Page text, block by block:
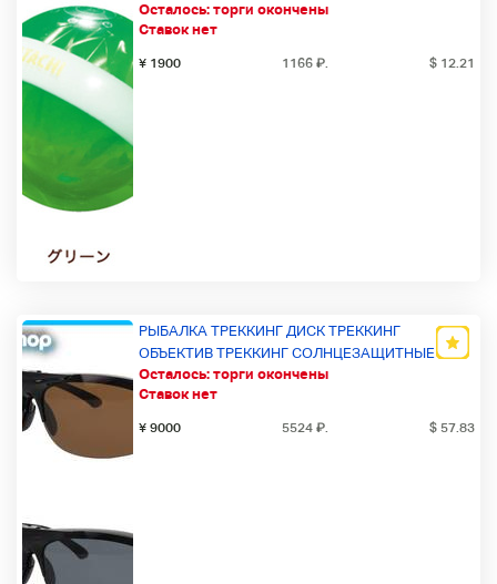
Осталось: торги окончены
Ставок нет
¥ 1900 1166 ₽. $ 12.21
Осталось: торги окончены
Ставок нет
РЫБАЛКА ТРЕККИНГ ДИСК ТРЕККИНГ
ОБЪЕКТИВ ТРЕККИНГ СОЛНЦЕЗАЩИТНЫЕ
ОЧКИ ТРЕККИНГ ОЧКИ С ЛОГОТИПОМ SUNNS
ОЧКОВ
¥ 9000 5524 ₽. $ 57.83